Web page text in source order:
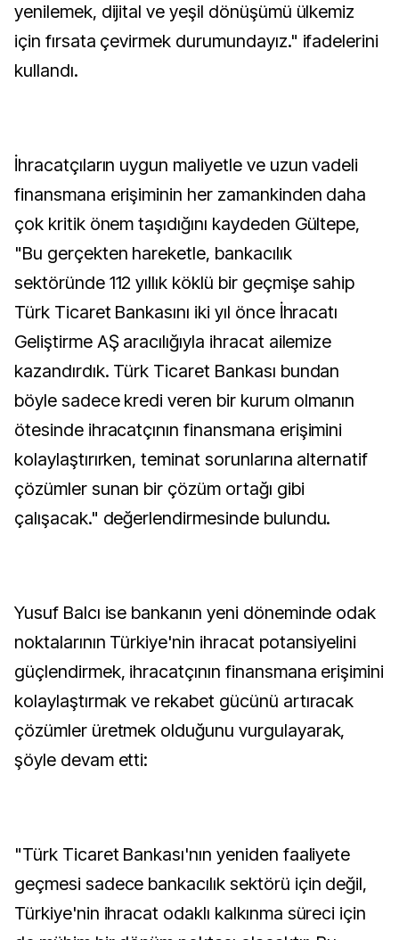
yenilemek, dijital ve yeşil dönüşümü ülkemiz
için fırsata çevirmek durumundayız." ifadelerini
kullandı.
İhracatçıların uygun maliyetle ve uzun vadeli
finansmana erişiminin her zamankinden daha
çok kritik önem taşıdığını kaydeden Gültepe,
"Bu gerçekten hareketle, bankacılık
sektöründe 112 yıllık köklü bir geçmişe sahip
Türk Ticaret Bankasını iki yıl önce İhracatı
Geliştirme AŞ aracılığıyla ihracat ailemize
kazandırdık. Türk Ticaret Bankası bundan
böyle sadece kredi veren bir kurum olmanın
ötesinde ihracatçının finansmana erişimini
kolaylaştırırken, teminat sorunlarına alternatif
çözümler sunan bir çözüm ortağı gibi
çalışacak." değerlendirmesinde bulundu.
Yusuf Balcı ise bankanın yeni döneminde odak
noktalarının Türkiye'nin ihracat potansiyelini
güçlendirmek, ihracatçının finansmana erişimini
kolaylaştırmak ve rekabet gücünü artıracak
çözümler üretmek olduğunu vurgulayarak,
şöyle devam etti:
"Türk Ticaret Bankası'nın yeniden faaliyete
geçmesi sadece bankacılık sektörü için değil,
Türkiye'nin ihracat odaklı kalkınma süreci için